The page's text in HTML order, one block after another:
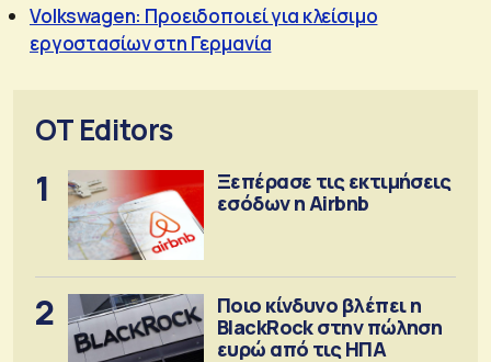
Volkswagen: Προειδοποιεί για κλείσιμο
εργοστασίων στη Γερμανία
OT Editors
1
Ξεπέρασε τις εκτιμήσεις
εσόδων η Airbnb
2
Ποιο κίνδυνο βλέπει η
BlackRock στην πώληση
ευρώ από τις ΗΠΑ